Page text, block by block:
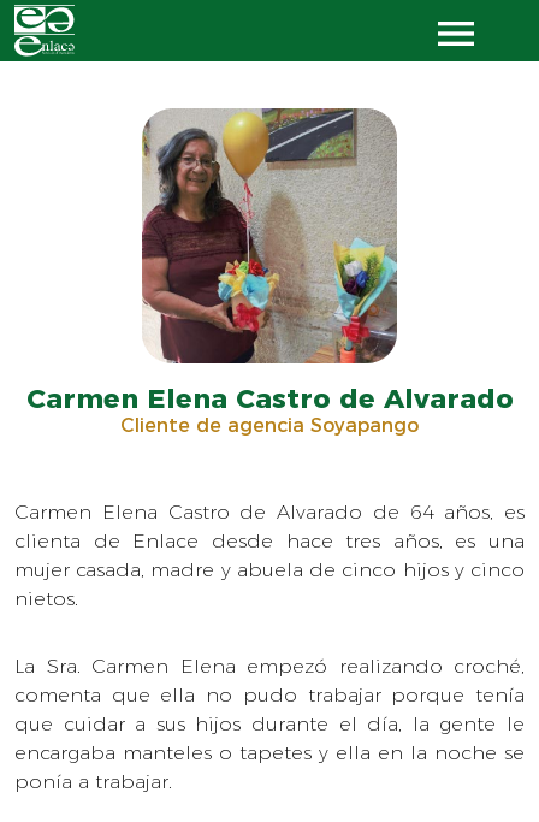
Carmen Elena Castro de Alvarado
Cliente de agencia Soyapango
Carmen Elena Castro de Alvarado de 64 años, es
clienta de Enlace desde hace tres años, es una
mujer casada, madre y abuela de cinco hijos y cinco
nietos.
La Sra. Carmen Elena empezó realizando croché,
comenta que ella no pudo trabajar porque tenía
que cuidar a sus hijos durante el día, la gente le
encargaba manteles o tapetes y ella en la noche se
ponía a trabajar.